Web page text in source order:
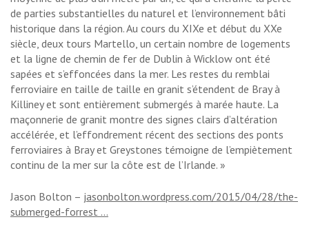
de parties substantielles du naturel et l’environnement bâti
historique dans la région. Au cours du XIXe et début du XXe
siècle, deux tours Martello, un certain nombre de logements
et la ligne de chemin de fer de Dublin à Wicklow ont été
sapées et s’effoncées dans la mer. Les restes du remblai
ferroviaire en taille de taille en granit s’étendent de Bray à
Killiney et sont entièrement submergés à marée haute. La
maçonnerie de granit montre des signes clairs d’altération
accélérée, et l’effondrement récent des sections des ponts
ferroviaires à Bray et Greystones témoigne de l’empiètement
continu de la mer sur la côte est de l’Irlande. »
Jason Bolton – jasonbolton.wordpress.com/2015/04/28/the-
submerged-forrest …